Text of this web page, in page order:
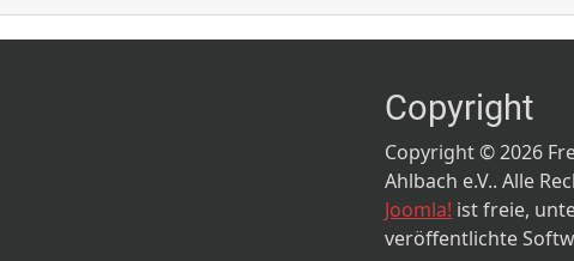
Copyright
Copyright © 2026
Ahlbach e.V.. Alle
Joomla! ist freie,
veröffentlichte